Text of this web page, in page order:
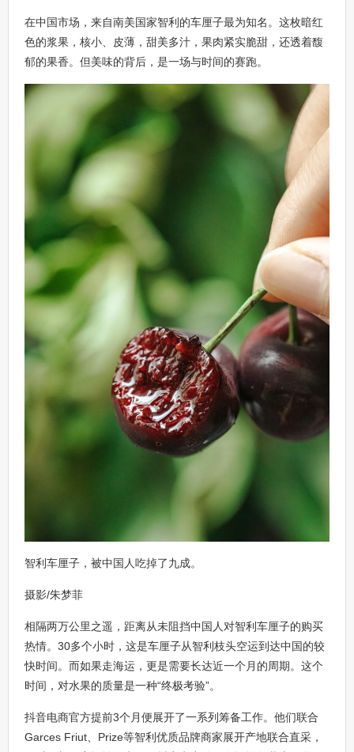
在中国市场，来自南美国家智利的车厘子最为知名。这枚暗红
色的浆果，核小、皮薄，甜美多汁，果肉紧实脆甜，还透着馥
郁的果香。但美味的背后，是一场与时间的赛跑。
智利车厘子，被中国人吃掉了九成。
摄影/朱梦菲
相隔两万公里之遥，距离从未阻挡中国人对智利车厘子的购买
热情。30多个小时，这是车厘子从智利枝头空运到达中国的较
快时间。而如果走海运，更是需要长达近一个月的周期。这个
时间，对水果的质量是一种“终极考验”。
抖音电商官方提前3个月便展开了一系列筹备工作。他们联合
Garces Friut、Prize等智利优质品牌商家展开产地联合直采，